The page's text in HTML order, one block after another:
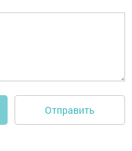
Отправить